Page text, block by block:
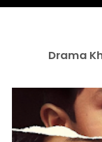
Drama